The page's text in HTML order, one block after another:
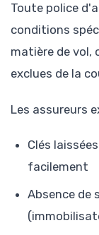
Toute police
conditions
matière de
exclues de la
Les assureurs
Clés
facilement
Absence de